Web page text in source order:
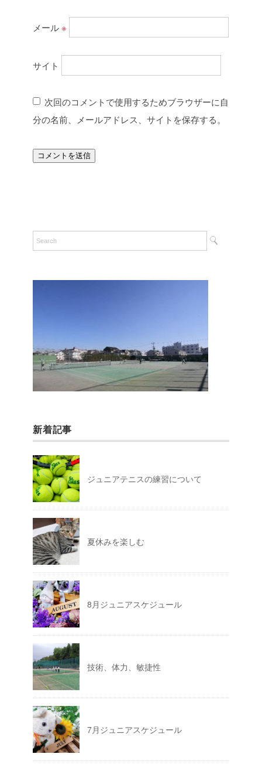
メール※
サイト
次回のコメントで使用するためブラウザーに自
分の名前、メールアドレス、サイトを保存する。
新着記事
ジュニアテニスの練習について
夏休みを楽しむ
8月ジュニアスケジュール
技術、体力、敏捷性
7月ジュニアスケジュール